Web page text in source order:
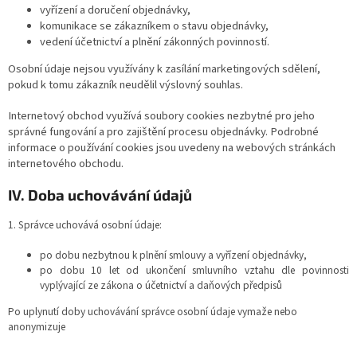
vyřízení a doručení objednávky,
komunikace se zákazníkem o stavu objednávky,
vedení účetnictví a plnění zákonných povinností.
Osobní údaje nejsou využívány k zasílání marketingových sdělení,
pokud k tomu zákazník neudělil výslovný souhlas.
Internetový obchod využívá soubory cookies nezbytné pro jeho
správné fungování a pro zajištění procesu objednávky. Podrobné
informace o používání cookies jsou uvedeny na webových stránkách
internetového obchodu.
IV. Doba uchovávání údajů
1. Správce uchovává osobní údaje:
po dobu nezbytnou k plnění smlouvy a vyřízení objednávky,
po dobu 10 let od ukončení smluvního vztahu dle povinnosti
vyplývající ze zákona o účetnictví a daňových předpisů
Po uplynutí doby uchovávání správce osobní údaje vymaže nebo
anonymizuje